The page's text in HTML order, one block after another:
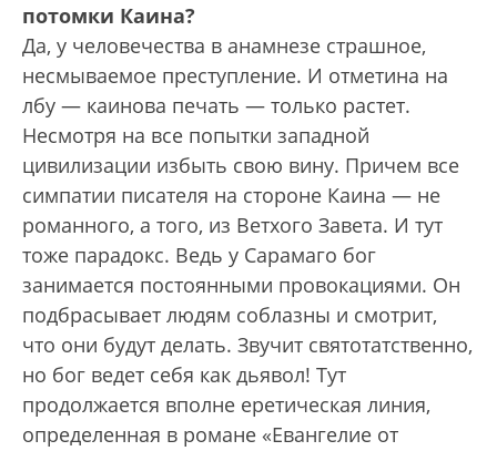
потомки Каина?
Да, у человечества в анамнезе страшное,
несмываемое преступление. И отметина на
лбу — каинова печать — только растет.
Несмотря на все попытки западной
цивилизации избыть свою вину. Причем все
симпатии писателя на стороне Каина — не
романного, а того, из Ветхого Завета. И тут
тоже парадокс. Ведь у Сарамаго бог
занимается постоянными провокациями. Он
подбрасывает людям соблазны и смотрит,
что они будут делать. Звучит святотатственно,
но бог ведет себя как дьявол! Тут
продолжается вполне еретическая линия,
определенная в романе «Евангелие от